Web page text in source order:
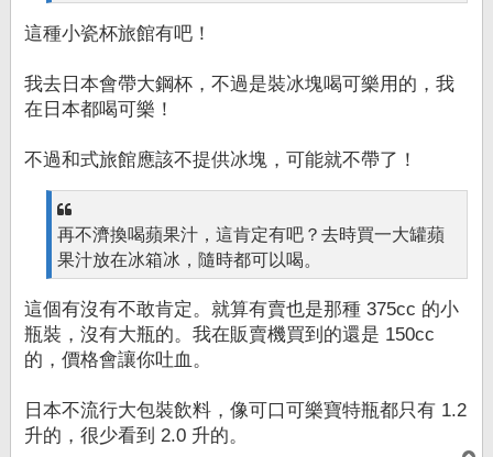
這種小瓷杯旅館有吧！
我去日本會帶大鋼杯，不過是裝冰塊喝可樂用的，我
在日本都喝可樂！
不過和式旅館應該不提供冰塊，可能就不帶了！
再不濟換喝蘋果汁，這肯定有吧？去時買一大罐蘋
果汁放在冰箱冰，隨時都可以喝。
這個有沒有不敢肯定。就算有賣也是那種 375cc 的小
瓶裝，沒有大瓶的。我在販賣機買到的還是 150cc
的，價格會讓你吐血。
日本不流行大包裝飲料，像可口可樂寶特瓶都只有 1.2
升的，很少看到 2.0 升的。